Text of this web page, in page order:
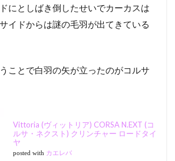
にとしばき倒したせいでカーカスは
イドからは謎の毛羽が出てきている
ことで白羽の矢が立ったのがコルサ
Vittoria (ヴィットリア) CORSA N.EXT (コ
ルサ・ネクスト) クリンチャー ロードタイ
ヤ
posted with カエレバ